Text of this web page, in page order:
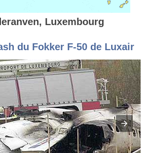
Luxembourg
du Fokker F-50 de Luxair